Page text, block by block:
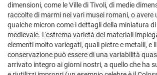
dimensioni, come le Ville di Tivoli, di medie
raccolte di marmi nei vari musei romani, o avere
qualche micron come i dettagli della miniatura
medievale. L'estrema varietà dei materiali
elementi molto variegati, quali pietre e metalli, e
conservazione può essere di una variabilità
arrivato integro ai giorni nostri, a quello che ha